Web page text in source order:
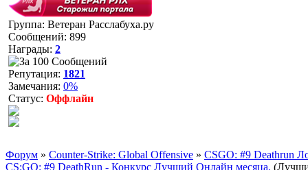
Группа: Ветеран Расслабуха.ру
Сообщений: 899
Награды: 2
Репутация: 1821
Замечания: 0%
Статус: Оффлайн
Форум » Counter-Strike: Global Offensive » CSGO: #9 Deathrun
CS:GO: #9 DeathRun - Конкурс Лучший Онлайн месяца.